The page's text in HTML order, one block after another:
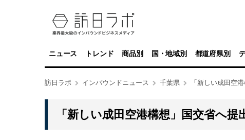
ニュース トレンド 商品別 国・地域別 都道府県別
訪日ラボ インバウンドニュース 千葉県 「新しい成田空
「新しい成田空港構想」国交省へ